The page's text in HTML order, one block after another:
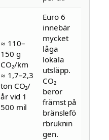
≈ 110–
150 g
CO₂/km
≈ 1,7–2,3
ton CO₂/
år vid 1
500 mil
Euro 6
innebär
mycket
låga
lokala
utsläpp.
CO₂
beror
främst på
bränslefö
rbruknin
gen.